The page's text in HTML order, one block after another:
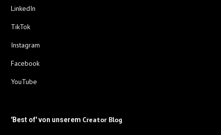
LinkedIn
TikTok
Instagram
Facebook
YouTube
'Best of' von unserem Creator Blog